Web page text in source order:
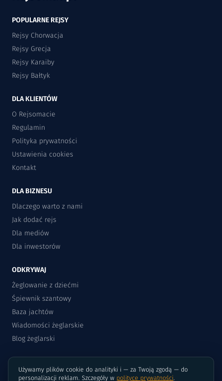
Używamy plików cookie do analityki i — za Twoją zgodą — do
personalizacji reklam. Szczegóły w polityce prywatności.
POPULARNE REJSY
Rejsy Chorwacja
Rejsy Grecja
Rejsy Karaiby
Rejsy Bałtyk
DLA KLIENTÓW
O Rejsomacie
Regulamin
Polityka prywatności
Ustawienia cookies
Kontakt
DLA BIZNESU
Dlaczego warto z nami
Jak dodać rejs
Dla mediów
Dla inwestorów
ODKRYWAJ
Żeglowanie z dziećmi
Śpiewnik szantowy
Baza jachtów
Wiadomości żeglarskie
Blog żeglarski